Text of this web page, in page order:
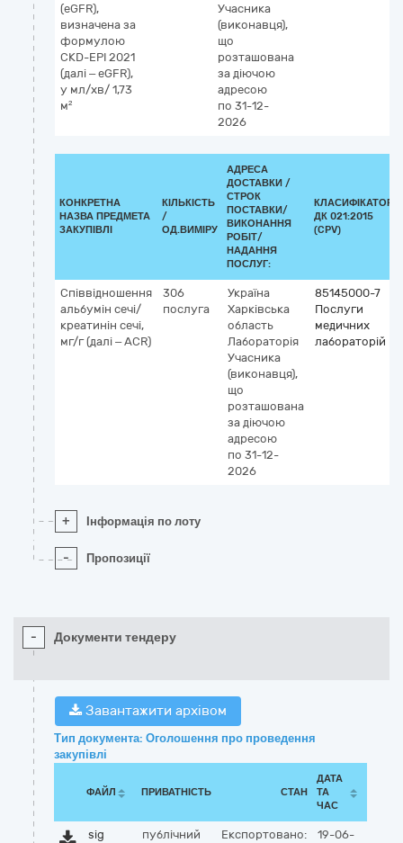
(eGFR),
визначена за
формулою
CKD-EPI 2021
(далі – eGFR),
у мл/хв/ 1,73
м²
Учасника
(виконавця),
що
розташована
за діючою
адресою
по 31-12-
2026
КОНКРЕТНА
НАЗВА ПРЕДМЕТА
ЗАКУПІВЛІ
КІЛЬКІСТЬ
/
ОД.ВИМІРУ
АДРЕСА
ДОСТАВКИ /
СТРОК
ПОСТАВКИ/
ВИКОНАННЯ
РОБІТ/
НАДАННЯ
ПОСЛУГ:
КЛАСИФІКАТОР
ДК 021:2015
(CPV)
Співвідношення
альбумін сечі/
креатинін сечі,
мг/г (далі – ACR)
306
послуга
Україна
Харківська
область
Лабораторія
Учасника
(виконавця),
що
розташована
за діючою
адресою
по 31-12-
2026
85145000-7
Послуги
медичних
лабораторій
+ Інформація по лоту
- Пропозиції
- Документи тендеру
Завантажити архівом
Тип документа: Оголошення про проведення
закупівлі
ФАЙЛ ПРИВАТНІСТЬ СТАН
ДАТА
ТА
ЧАС
sig
публічний Експортовано:
19-06-